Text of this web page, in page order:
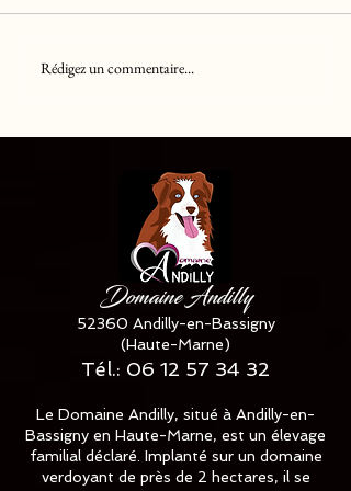
Chiots Berger Américain
Rédigez un commentaire...
Domaine Andilly
52360 Andilly-en-Bassigny
(Haute-Marne)
Tél.: 06 12 57 34 32
Le Domaine Andilly, situé à Andilly-en-
Bassigny en Haute-Marne, est un élevage
familial déclaré. Implanté sur un domaine
verdoyant de près de 2 hectares, il se